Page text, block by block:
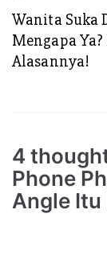
Wanita Suka
Mengapa
Alasannya!
4
Phone
Angle Itu